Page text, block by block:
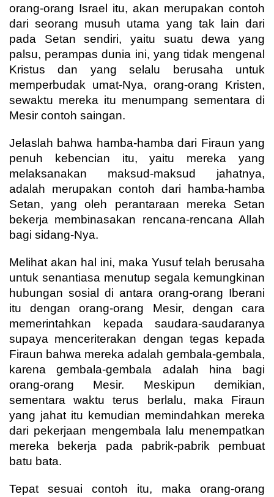
orang-orang Israel itu, akan merupakan contoh
dari seorang musuh utama yang tak lain dari
pada Setan sendiri, yaitu suatu dewa yang
palsu, perampas dunia ini, yang tidak mengenal
Kristus dan yang selalu berusaha untuk
memperbudak umat-Nya, orang-orang Kristen,
sewaktu mereka itu menumpang sementara di
Mesir contoh saingan.
Jelaslah bahwa hamba-hamba dari Firaun yang
penuh kebencian itu, yaitu mereka yang
melaksanakan maksud-maksud jahatnya,
adalah merupakan contoh dari hamba-hamba
Setan, yang oleh perantaraan mereka Setan
bekerja membinasakan rencana-rencana Allah
bagi sidang-Nya.
Melihat akan hal ini, maka Yusuf telah berusaha
untuk senantiasa menutup segala kemungkinan
hubungan sosial di antara orang-orang Iberani
itu dengan orang-orang Mesir, dengan cara
memerintahkan kepada saudara-saudaranya
supaya menceriterakan dengan tegas kepada
Firaun bahwa mereka adalah gembala-gembala,
karena gembala-gembala adalah hina bagi
orang-orang Mesir. Meskipun demikian,
sementara waktu terus berlalu, maka Firaun
yang jahat itu kemudian memindahkan mereka
dari pekerjaan mengembala lalu menempatkan
mereka bekerja pada pabrik-pabrik pembuat
batu bata.
Tepat sesuai contoh itu, maka orang-orang